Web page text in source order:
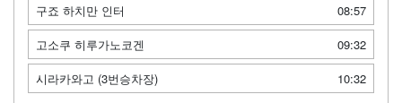
구죠 하치만 인터
08:57
고소쿠 히루가노코겐
09:32
시라카와고 (3번승차장)
10:32